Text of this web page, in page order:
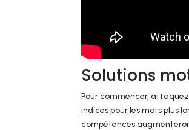
Solutions
Pour commencer,
indices pour les mots plus
compétences